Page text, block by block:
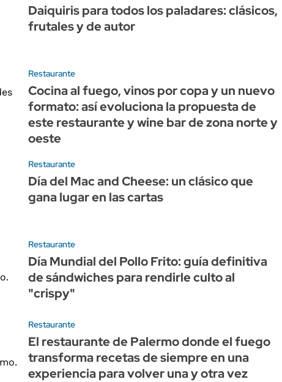
Daiquiris para todos los paladares: clásicos,
frutales y de autor
Restaurante
Cocina al fuego, vinos por copa y un nuevo
formato: así evoluciona la propuesta de
este restaurante y wine bar de zona norte y
oeste
Restaurante
Día del Mac and Cheese: un clásico que
gana lugar en las cartas
Restaurante
Día Mundial del Pollo Frito: guía definitiva
de sándwiches para rendirle culto al
"crispy"
Restaurante
El restaurante de Palermo donde el fuego
transforma recetas de siempre en una
experiencia para volver una y otra vez